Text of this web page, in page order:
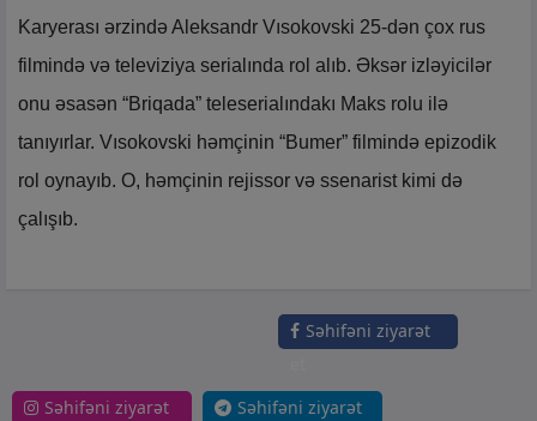
Karyerası ərzində Aleksandr Vısokovski 25-dən çox rus
filmində və televiziya serialında rol alıb. Əksər izləyicilər
onu əsasən “Briqada” teleserialındakı Maks rolu ilə
tanıyırlar. Vısokovski həmçinin “Bumer” filmində epizodik
rol oynayıb. O, həmçinin rejissor və ssenarist kimi də
çalışıb.
Səhifəni ziyarət
Səhifəni ziyarət
Səhifəni ziyarət